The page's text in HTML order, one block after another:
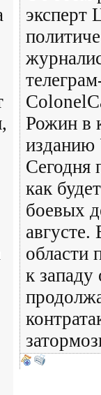
эксперт
Рожин в
изданию
Сегодня
как
боевых
области
к